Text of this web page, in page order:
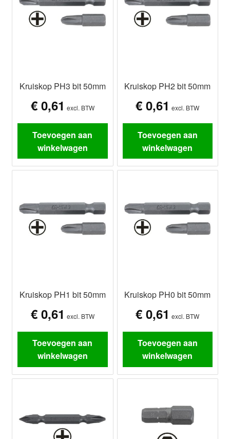
Kruiskop PH3 bit 50mm
€0,61 excl. BTW
Toevoegen aan
winkelwagen
Kruiskop PH2 bit 50mm
€ 0,61 excl. BTW
Toevoegen aan
winkelwagen
Kruiskop PH1 bit 50mm
€0,61 excl. BTW
Toevoegen aan
winkelwagen
Kruiskop PH0 bit 50mm
€ 0,61 excl. BTW
Toevoegen aan
winkelwagen